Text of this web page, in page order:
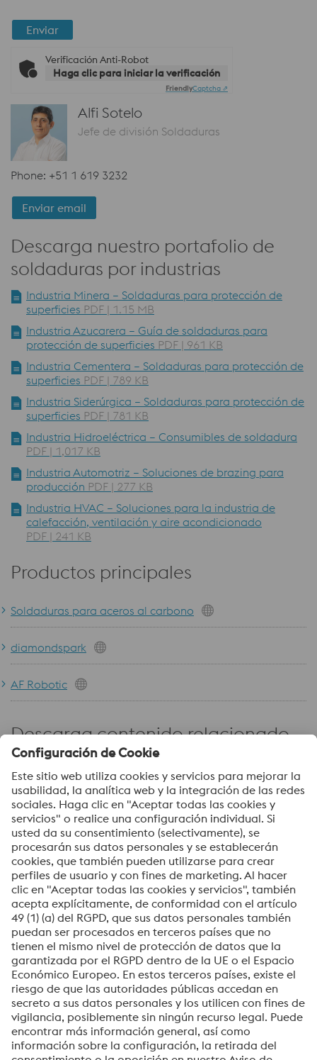
Enviar
Verificación Anti-Robot
Haga clic para iniciar la verificación
FriendlyCaptcha ⇗
Alfi Sotelo
Jefe de división Soldaduras
Phone: +51 1 619 3232
Enviar email
Descarga nuestro portafolio de
soldaduras por industrias
Industria Minera – Soldaduras para protección de
superficies PDF | 1.15 MB
Industria Azucarera – Guía de soldaduras para
protección de superficies PDF | 961 KB
Industria Cementera – Soldaduras para protección de
superficies PDF | 789 KB
Industria Siderúrgica – Soldaduras para protección de
superficies PDF | 781 KB
Industria Hidroeléctrica – Consumibles de soldadura
PDF | 1,017 KB
Industria Automotriz – Soluciones de brazing para
producción PDF | 277 KB
Industria HVAC – Soluciones para la industria de
calefacción, ventilación y aire acondicionado
PDF | 241 KB
Productos principales
Soldaduras para aceros al carbono
diamondspark
AF Robotic
Descarga contenido relacionado
Catalogo-
UTP_AFROBOTICrange_ES_2018_GL_123_Preview1_
AM_21-10-2022-3_compressedPDF | 716 KB
CONSERVACION-DE-SOLDADURAS-PARA-ISO-
9001_compressedPDF | 131 KB
Links
Sobre nosotros
Contacto
Eventos
voestalpine High Performance Metals del Perú S.A.